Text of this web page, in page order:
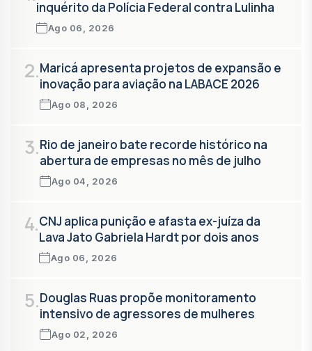
inquérito da Polícia Federal contra Lulinha
Ago 06, 2026
2.Maricá apresenta projetos de expansão e
inovação para aviação na LABACE 2026
Ago 08, 2026
3.Rio de janeiro bate recorde histórico na
abertura de empresas no mês de julho
Ago 04, 2026
4.CNJ aplica punição e afasta ex-juíza da
Lava Jato Gabriela Hardt por dois anos
Ago 06, 2026
5.Douglas Ruas propõe monitoramento
intensivo de agressores de mulheres
Ago 02, 2026